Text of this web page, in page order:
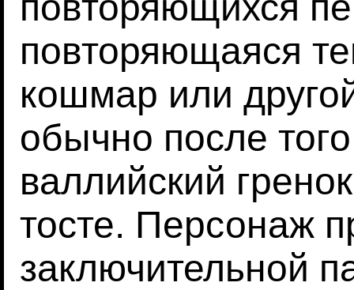
повторяющаяся
кошмар или
обычно после
валлийский
тосте. Персонаж
заключительной